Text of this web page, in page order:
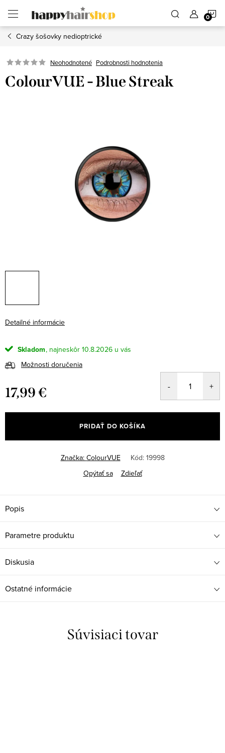
obsah
Crazy šošovky nedioptrické
Neohodnotené Podrobnosti hodnotenia
ColourVUE - Blue Streak
Detailné informácie
Skladom
10.8.2026
Možnosti doručenia
17,99 €
cena:
PRIDAŤ DO KOŠÍKA
Značka: ColourVUE Kód: 19998
Opýtať sa
Zdieľať
Popis
Parametre produktu
Diskusia
Ostatné informácie
Súvisiaci tovar